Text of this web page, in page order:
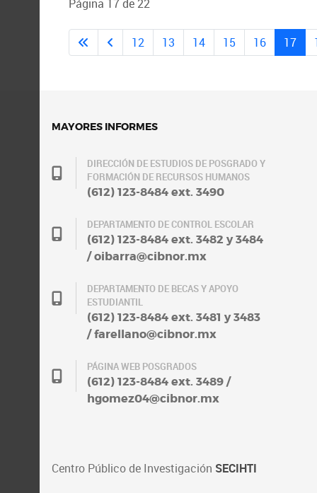
Página 17 de 22
12 13 14 15 16 17
MAYORES INFORMES
DIRECCIÓN DE ESTUDIOS DE POSGRADO Y
FORMACIÓN DE RECURSOS HUMANOS
(612) 123-8484 ext. 3490
DEPARTAMENTO DE CONTROL ESCOLAR
(612) 123-8484 ext. 3482 y 3484
/ oibarra@cibnor.mx
DEPARTAMENTO DE BECAS Y APOYO
ESTUDIANTIL
(612) 123-8484 ext. 3481 y 3483
/ farellano@cibnor.mx
PÁGINA WEB POSGRADOS
(612) 123-8484 ext. 3489 /
hgomez04@cibnor.mx
Centro Público de Investigación SECIHTI